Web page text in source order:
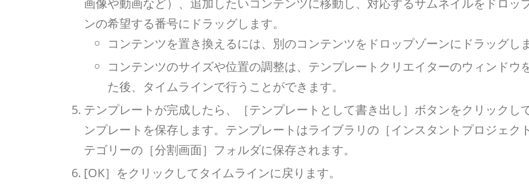
ンの希望する番号にドラッグします。
コンテンツを置き換えるには、別のコンテンツをドロップゾーンにドラッグしま
コンテンツのサイズや位置の調整は、テンプレートクリエイターのウィンドウ
た後、タイムラインで行うことができます。
テンプレートが完成したら、［テンプレートとして書き出し］ボタンをクリックし
ンプレートを保存します。テンプレートはライブラリの［インスタントプロジェク
テゴリーの［分割画面］フォルダに保存されます。
[OK］をクリックしてタイムラインに戻ります。